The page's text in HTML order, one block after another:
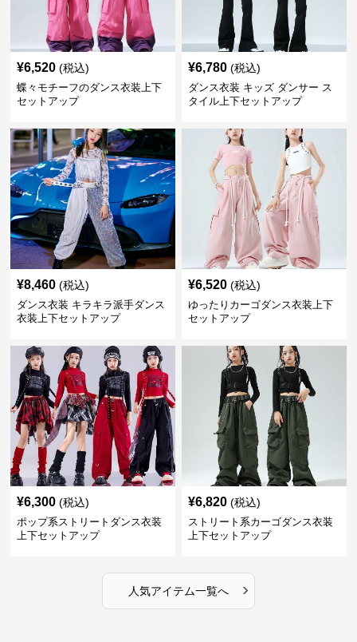
¥6,520 (税込)
蝶々モチーフのダンス衣装上下
セットアップ
¥6,780 (税込)
ダンス衣装 キッズ ダンサー ス
タイル上下セットアップ
¥8,460 (税込)
ダンス衣装 キラキラ派手ダンス
衣装上下セットアップ
¥6,520 (税込)
ゆったりカーゴダンス衣装上下
セットアップ
¥6,300 (税込)
ポップ系ストリートダンス衣装
上下セットアップ
¥6,820 (税込)
ストリート系カーゴダンス衣装
上下セットアップ
人気アイテム一覧へ ›